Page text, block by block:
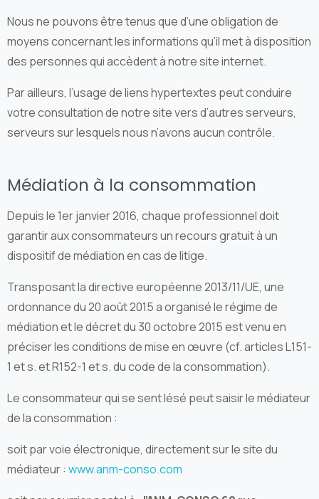
Nous ne pouvons être tenus que d’une obligation de
moyens concernant les informations qu’il met à disposition
des personnes qui accèdent à notre site internet.
Par ailleurs, l’usage de liens hypertextes peut conduire
votre consultation de notre site vers d’autres serveurs,
serveurs sur lesquels nous n’avons aucun contrôle.
Médiation à la consommation
Depuis le 1er janvier 2016, chaque professionnel doit
garantir aux consommateurs un recours gratuit à un
dispositif de médiation en cas de litige.
Transposant la directive européenne 2013/11/UE, une
ordonnance du 20 août 2015 a organisé le régime de
médiation et le décret du 30 octobre 2015 est venu en
préciser les conditions de mise en œuvre (cf. articles L151-
1 et s. et R152-1 et s. du code de la consommation).
Le consommateur qui se sent lésé peut saisir le médiateur
de la consommation :
soit par voie électronique, directement sur le site du
médiateur : www.anm-conso.com